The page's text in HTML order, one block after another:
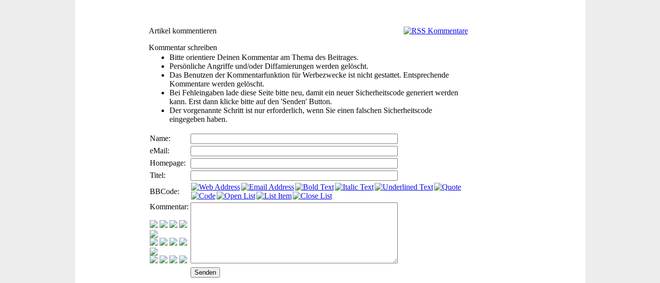
Artikel kommentieren
Kommentar schreiben
Bitte orientiere Deinen Kommentar am Thema des Beitrages.
Persönliche Angriffe und/oder Diffamierungen werden gelöscht.
Das Benutzen der Kommentarfunktion für Werbezwecke ist nicht gestattet. Entsprechende
Kommentare werden gelöscht.
Bei Fehleingaben lade diese Seite bitte neu, damit ein neuer Sicherheitscode generiert werden
kann. Erst dann klicke bitte auf den 'Senden' Button.
Der vorgenannte Schritt ist nur erforderlich, wenn Sie einen falschen Sicherheitscode
eingegeben haben.
Name:
eMail:
Homepage:
Titel:
BBCode:
Kommentar: